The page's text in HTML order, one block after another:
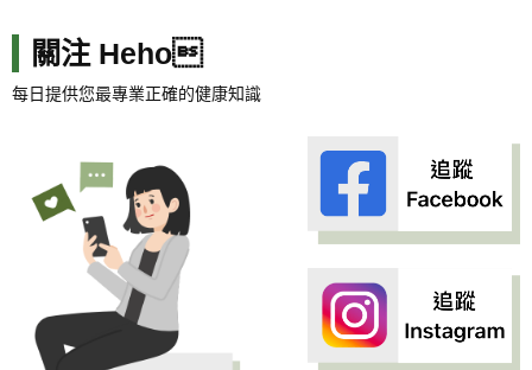
關注 Heho
每日提供您最專業正確的健康知識